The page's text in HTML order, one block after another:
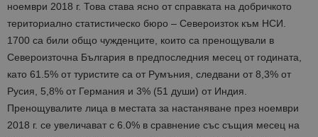
ноември 2018 г. Това става ясно от справката на добричкото
териториално статистическо бюро – Североизток към НСИ.
1700 са били общо чужденците, които са пренощували в
Североизточна България в предпоследния месец от годината,
като 61.5% от туристите са от Румъния, следвани от 8,3% от
Русия, 5,8% от Германия и 3% (51 души) от Индия.
Пренощувалите лица в местата за настаняване през ноември
2018 г. се увеличават с 6.0% в сравнение със същия месец на